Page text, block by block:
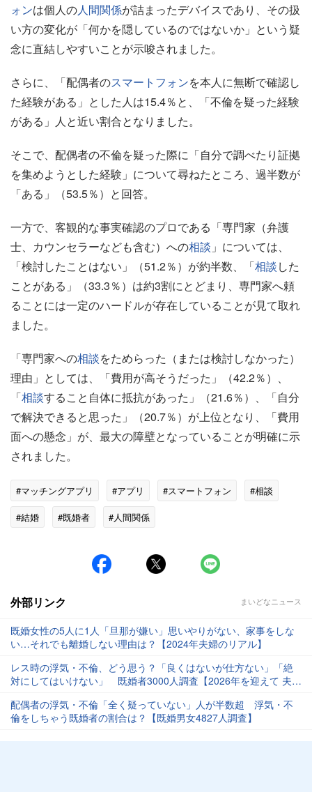
ォンは個人の人間関係が詰まったデバイスであり、その扱
い方の変化が「何かを隠しているのではないか」という疑
念に直結しやすいことが示唆されました。
さらに、「配偶者のスマートフォンを本人に無断で確認し
た経験がある」とした人は15.4％と、「不倫を疑った経験
がある」人と近い割合となりました。
そこで、配偶者の不倫を疑った際に「自分で調べたり証拠
を集めようとした経験」について尋ねたところ、過半数が
「ある」（53.5％）と回答。
一方で、客観的な事実確認のプロである「専門家（弁護
士、カウンセラーなども含む）への相談 」については、
「検討したことはない」（51.2％）が約半数、「相談した
ことがある」（33.3％）は約3割にとどまり、専門家へ頼
ることには一定のハードルが存在していることが見て取れ
ました。
「専門家への相談をためらった（または検討しなかった）
理由」としては、「費用が高そうだった」（42.2％）、
「相談すること自体に抵抗があった」（21.6％）、「自分
で解決できると思った」（20.7％）が上位となり、「費用
面への懸念」が、最大の障壁となっていることが明確に示
されました。
#マッチングアプリ #アプリ #スマートフォン
#相談
#結婚
#既婚者 #人間関係
外部リンク まいどなニュース
既婚女性の5人に1人「旦那が嫌い」思いやりがない、家事をしな
い…それでも離婚しない理由は？【2024年夫婦のリアル】
レス時の浮気・不倫、どう思う？「良くはないが仕方ない」「絶
対にしてはいけない」 既婚者3000人調査【2026年を迎えて 夫婦
配偶者の浮気・不倫「全く疑っていない」人が半数超 浮気・不
倫をしちゃう既婚者の割合は？【既婚男女4827人調査】